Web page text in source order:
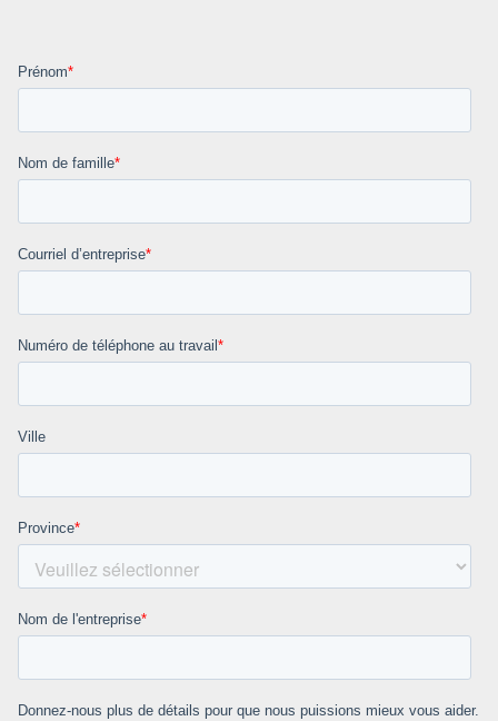
Prénom*
Nom de famille*
Courriel d’entreprise*
Numéro de téléphone au travail *
Ville
Province*
Nom de l'entreprise*
Donnez-nous plus de détails pour que nous puissions mieux vous aider.